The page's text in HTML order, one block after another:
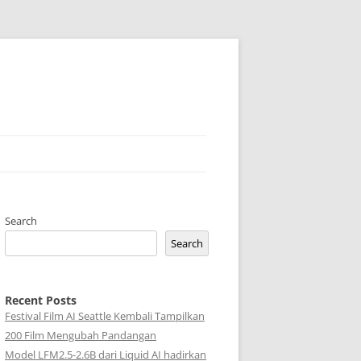
Search
Search
Recent Posts
Festival Film AI Seattle Kembali Tampilkan
200 Film Mengubah Pandangan
Model LFM2.5-2.6B dari Liquid AI hadirkan